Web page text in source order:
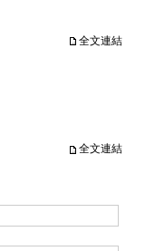
全文連結
全文連結